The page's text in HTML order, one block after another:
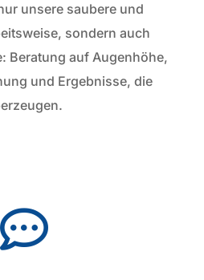
unsere saubere und
sondern auch
Beratung auf Augenhöhe,
und Ergebnisse, die
